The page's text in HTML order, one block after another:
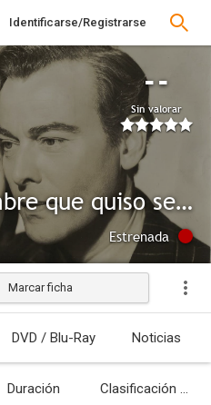
Identificarse/Registrarse
--
Sin valorar
El hombre que quiso ser Dios
Estrenada
Marcar ficha
DVD / Blu-Ray Noticias
Duración Clasificación por edades